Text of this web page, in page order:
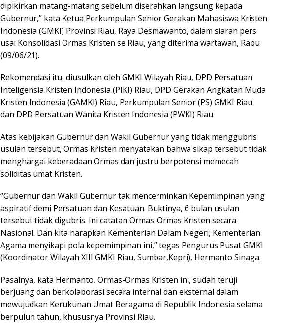
dipikirkan matang-matang sebelum diserahkan langsung kepada
Gubernur,” kata Ketua Perkumpulan Senior Gerakan Mahasiswa Kristen
Indonesia (GMKI) Provinsi Riau, Raya Desmawanto, dalam siaran pers
usai Konsolidasi Ormas Kristen se Riau, yang diterima wartawan, Rabu
(09/06/21).
Rekomendasi itu, diusulkan oleh GMKI Wilayah Riau, DPD Persatuan
Inteligensia Kristen Indonesia (PIKI) Riau, DPD Gerakan Angkatan Muda
Kristen Indonesia (GAMKI) Riau, Perkumpulan Senior (PS) GMKI Riau
dan DPD Persatuan Wanita Kristen Indonesia (PWKI) Riau.
Atas kebijakan Gubernur dan Wakil Gubernur yang tidak menggubris
usulan tersebut, Ormas Kristen menyatakan bahwa sikap tersebut tidak
menghargai keberadaan Ormas dan justru berpotensi memecah
soliditas umat Kristen.
“Gubernur dan Wakil Gubernur tak mencerminkan Kepemimpinan yang
aspiratif demi Persatuan dan Kesatuan. Buktinya, 6 bulan usulan
tersebut tidak digubris. Ini catatan Ormas-Ormas Kristen secara
Nasional. Dan kita harapkan Kementerian Dalam Negeri, Kementerian
Agama menyikapi pola kepemimpinan ini,” tegas Pengurus Pusat GMKI
(Koordinator Wilayah XIII GMKI Riau, Sumbar,Kepri), Hermanto Sinaga.
Pasalnya, kata Hermanto, Ormas-Ormas Kristen ini, sudah teruji
berjuang dan berkolaborasi secara internal dan eksternal dalam
mewujudkan Kerukunan Umat Beragama di Republik Indonesia selama
berpuluh tahun, khususnya Provinsi Riau.